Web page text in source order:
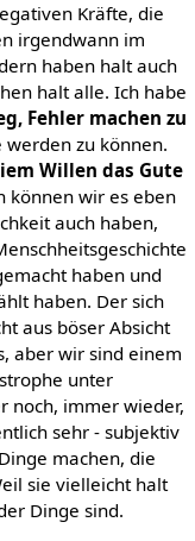
Kräfte, die
irgendwann im
haben halt auch
halt alle. Ich habe
Fehler machen zu
werden zu können.
Willen das Gute
können wir es eben
auch haben,
haben und
haben. Der sich
aus böser Absicht
aber wir sind einem
unter
noch, immer wieder,
sehr - subjektiv
machen, die
sie vielleicht halt
Dinge sind.